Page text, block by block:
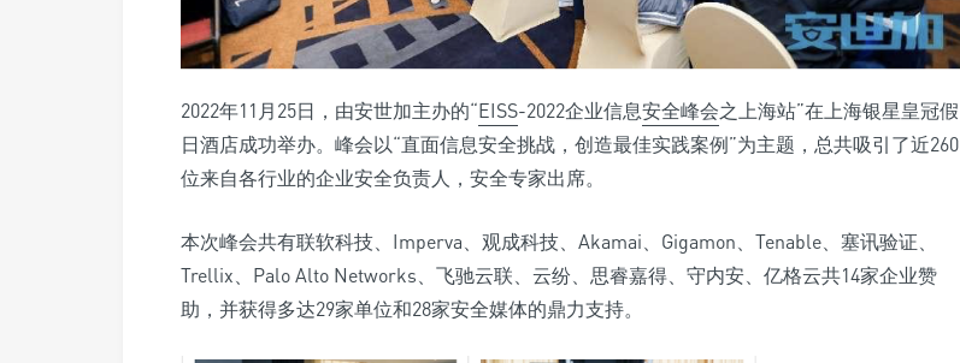
2022年11月25日，由安世加主办的“EISS-2022企业信息安全峰会之上海站”在上海银星皇冠假
日酒店成功举办。峰会以“直面信息安全挑战，创造最佳实践案例”为主题，总共吸引了近260
位来自各行业的企业安全负责人，安全专家出席。
本次峰会共有联软科技、Imperva、观成科技、Akamai、Gigamon、Tenable、塞讯验证、
Trellix、Palo Alto Networks、飞驰云联、云纷、思睿嘉得、守内安、亿格云共14家企业赞
助，并获得多达29家单位和28家安全媒体的鼎力支持。